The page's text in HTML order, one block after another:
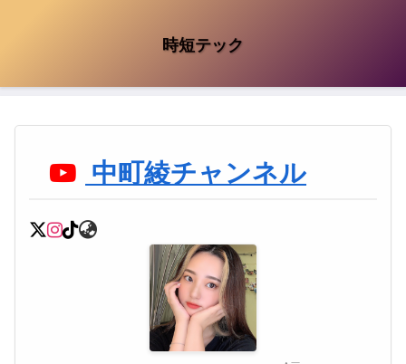
時短テック
中町綾チャンネル